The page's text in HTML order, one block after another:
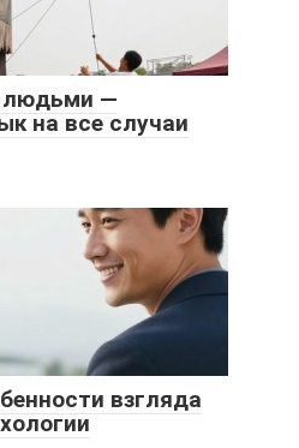
людьми —
на все случаи
взгляда